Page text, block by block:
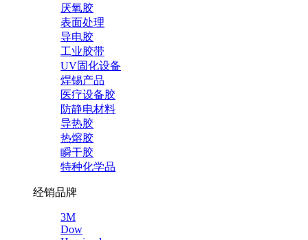
厌氧胶
表面处理
导电胶
工业胶带
UV固化设备
焊锡产品
医疗设备胶
防静电材料
导热胶
热熔胶
瞬干胶
特种化学品
经销品牌
3M
Dow